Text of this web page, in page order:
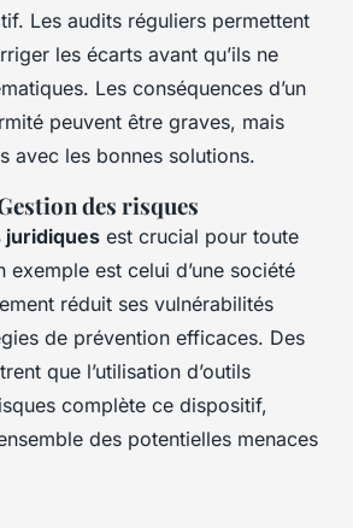
Les audits réguliers permettent
les écarts avant qu’ils ne
Les conséquences d’un
peuvent être graves, mais
avec les bonnes solutions.
des risques
juridiques est crucial pour toute
exemple est celui d’une société
réduit ses vulnérabilités
de prévention efficaces. Des
que l’utilisation d’outils
complète ce dispositif,
des potentielles menaces